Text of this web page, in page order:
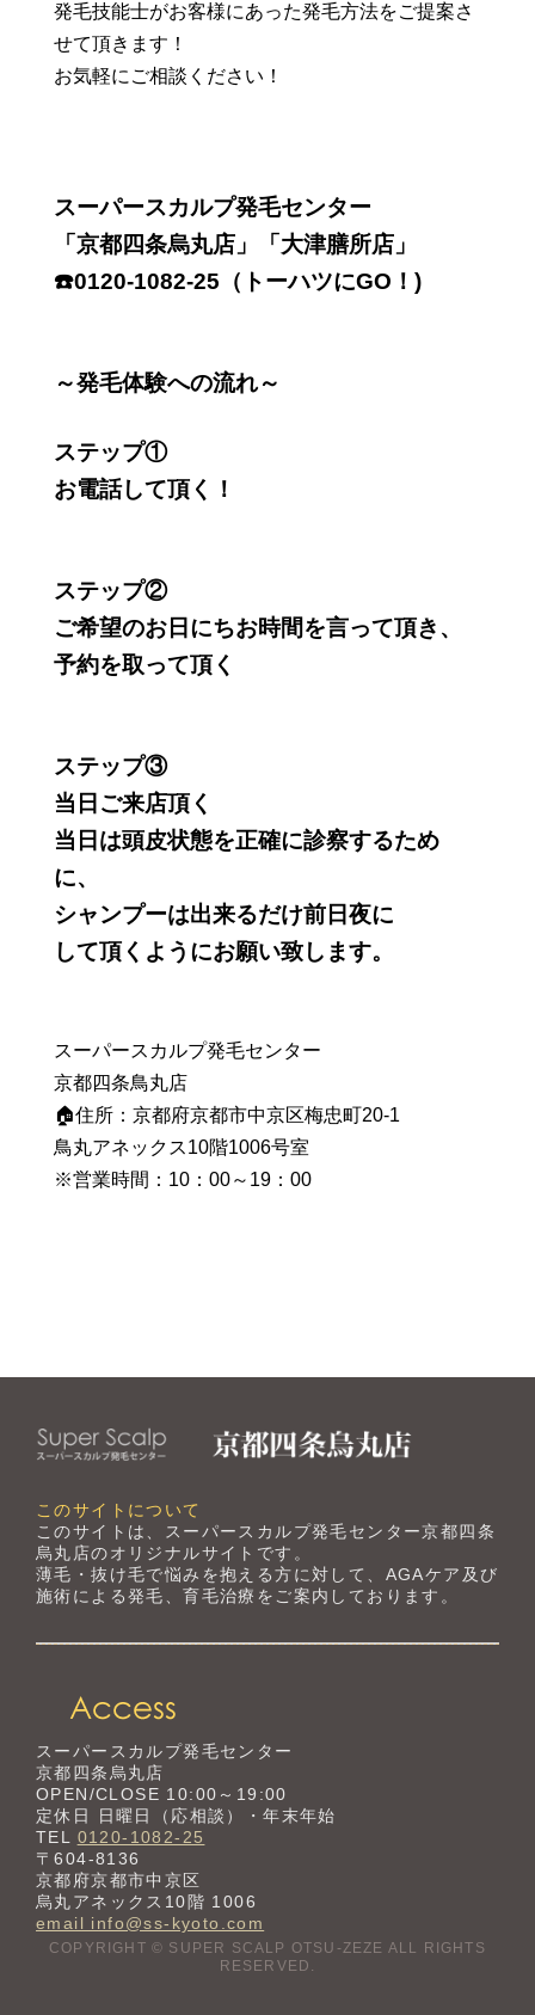
発毛技能士がお客様にあった発毛方法をご提案さ
せて頂きます！
お気軽にご相談ください！
スーパースカルプ発毛センター
「京都四条烏丸店」「大津膳所店」
☎️0120-1082-25（トーハツにGO！)
～発毛体験への流れ～
ステップ①
お電話して頂く！
ステップ②
ご希望のお日にちお時間を言って頂き、
予約を取って頂く
ステップ③
当日ご来店頂く
当日は頭皮状態を正確に診察するため
に、
シャンプーは出来るだけ前日夜に
して頂くようにお願い致します。
スーパースカルプ発毛センター
京都四条鳥丸店
🏠住所：京都府京都市中京区梅忠町20-1
鳥丸アネックス10階1006号室
※営業時間：10：00～19：00
このサイトについて
このサイトは、スーパースカルプ発毛センター京都四条
烏丸店のオリジナルサイトです。
薄毛・抜け毛で悩みを抱える方に対して、AGAケア及び
施術による発毛、育毛治療をご案内しております。
スーパースカルプ発毛センター
京都四条烏丸店
OPEN/CLOSE 10:00～19:00
定休日 日曜日（応相談）・年末年始
TEL 0120-1082-25
〒604-8136
京都府京都市中京区
烏丸アネックス10階 1006
email info@ss-kyoto.com
COPYRIGHT © SUPER SCALP OTSU-ZEZE ALL RIGHTS
RESERVED.